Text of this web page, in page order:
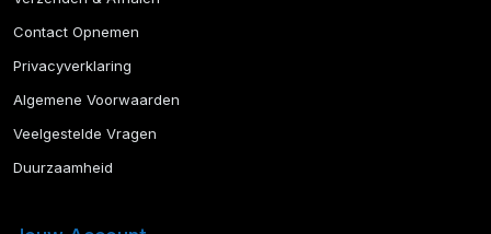
Contact Opnemen
Privacyverklaring
Algemene Voorwaarden
Veelgestelde Vragen
Duurzaamheid